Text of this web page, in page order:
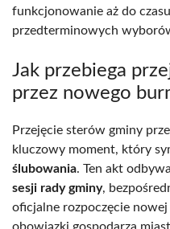
funkcjonowanie aż do
przedterminowych
Jak przebiega
przez nowego
Przejęcie sterów gminy
kluczowy moment, który
ślubowania. Ten akt
sesji rady gminy,
oficjalne rozpoczęcie